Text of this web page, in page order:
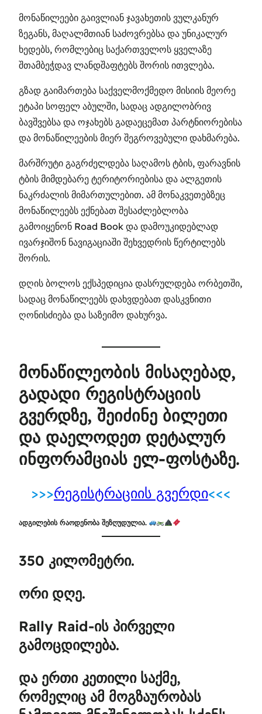
მონაწილეები გაივლიან ჯავახეთის ვულკანურ
ზეგანს, მაღალმთიან საძოვრებსა და უნიკალურ
ხედებს, რომლებიც საქართველოს ყველაზე
შთამბეჭდავ ლანდშაფტებს შორის ითვლება.
გზად გაიმართება საქველმოქმედო მისიის მეორე
ეტაპი სოფელ აბულში, სადაც ადგილობრივ
ბავშვებსა და ოჯახებს გადაეცემათ პარტნიორებისა
და მონაწილეების მიერ შეგროვებული დახმარება.
მარშრუტი გაგრძელდება საღამოს ტბის, ფარავნის
ტბის მიმდებარე ტერიტორიებისა და ალგეთის
ნაკრძალის მიმართულებით. ამ მონაკვეთებზეც
მონაწილეებს ექნებათ შესაძლებლობა
გამოიყენონ Road Book და დამოუკიდებლად
ივარჯიშონ ნავიგაციაში შეხვედრის წერტილებს
შორის.
დღის ბოლოს ექსპედიცია დასრულდება ორბეთში,
სადაც მონაწილეებს დახვდებათ დასკვნითი
ღონისძიება და საზეიმო დახურვა.
მონაწილეობის მისაღებად,
გადადი რეგისტრაციის
გვერდზე, შეიძინე ბილეთი
და დაელოდეთ დეტალურ
ინფორამციას ელ-ფოსტაზე.
>>>რეგისტრაციის გვერდი<<<
ადგილების რაოდენობა შეზღუდულია.
350 კილომეტრი.
ორი დღე.
Rally Raid-ის პირველი
გამოცდილება.
და ერთი კეთილი საქმე,
რომელიც ამ მოგზაურობას